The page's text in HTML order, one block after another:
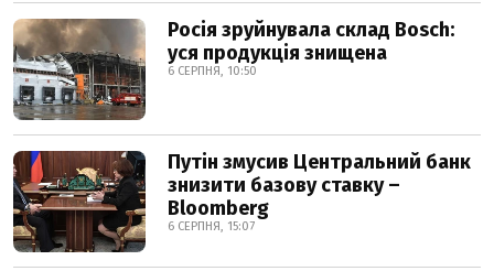
Росія зруйнувала склад Bosch:
уся продукція знищена
6 СЕРПНЯ, 10:50
Путін змусив Центральний банк
знизити базову ставку –
Bloomberg
6 СЕРПНЯ, 15:07